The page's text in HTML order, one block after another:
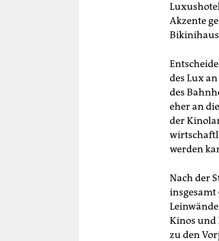
Akzente
Bikinihaus
des Lux
des
eher an
der
werden
Nach der
insgesamt
Kinos und
zu den